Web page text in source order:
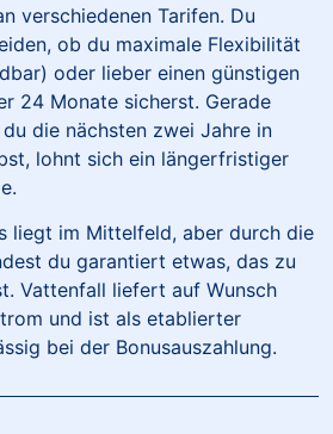
verschiedenen Tarifen. Du
ob du maximale Flexibilität
oder lieber einen günstigen
24 Monate sicherst. Gerade
die nächsten zwei Jahre in
lohnt sich ein längerfristiger
liegt im Mittelfeld, aber durch die
du garantiert etwas, das zu
Vattenfall liefert auf Wunsch
und ist als etablierter
bei der Bonusauszahlung.